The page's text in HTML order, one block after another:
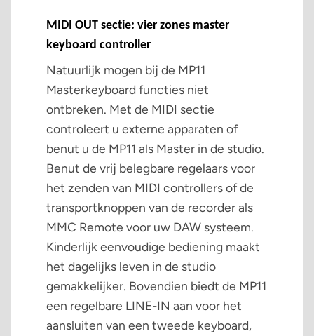
MIDI OUT sectie: vier zones master
keyboard controller
Natuurlijk mogen bij de MP11
Masterkeyboard functies niet
ontbreken. Met de MIDI sectie
controleert u externe apparaten of
benut u de MP11 als Master in de studio.
Benut de vrij belegbare regelaars voor
het zenden van MIDI controllers of de
transportknoppen van de recorder als
MMC Remote voor uw DAW systeem.
Kinderlijk eenvoudige bediening maakt
het dagelijks leven in de studio
gemakkelijker. Bovendien biedt de MP11
een regelbare LINE-IN aan voor het
aansluiten van een tweede keyboard,